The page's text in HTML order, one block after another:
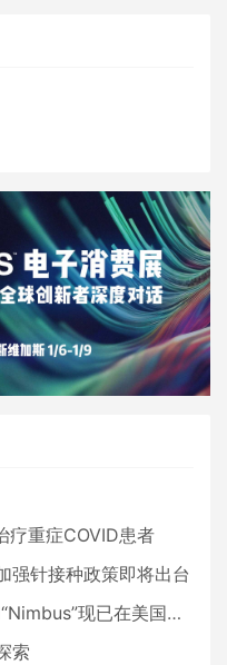
疗重症COVID患者
强针接种政策即将出台
现已在美国占据主导地位
索